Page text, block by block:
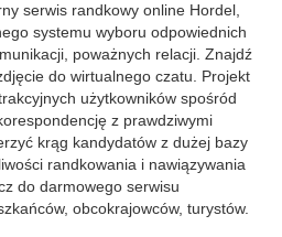
serwis randkowy online Hordel,
systemu wyboru odpowiednich
poważnych relacji. Znajdź
do wirtualnego czatu. Projekt
użytkowników spośród
z prawdziwymi
krąg kandydatów z dużej bazy
randkowania i nawiązywania
do darmowego serwisu
obcokrajowców, turystów.